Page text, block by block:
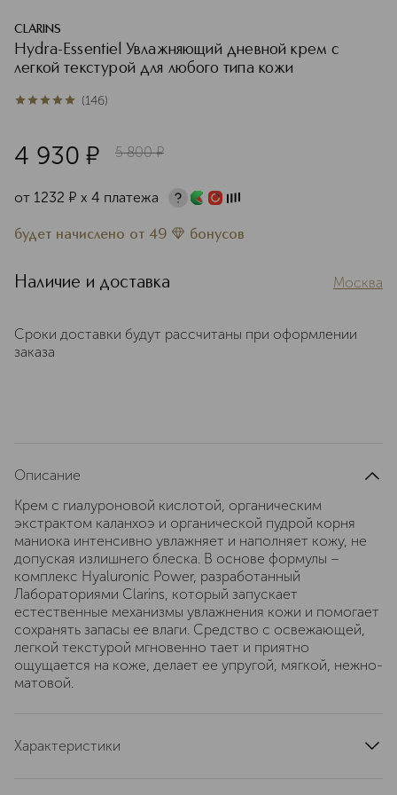
CLARINS
Hydra-Essentiel Увлажняющий дневной крем с
легкой текстурой для любого типа кожи
5из 5146 (146)
4 930 ¤ 5 800 ¤
от 1232 ¤ х 4 платежа
будет начислено от 49 бонусов
Наличие и доставка Москва
Сроки доставки будут рассчитаны при оформлении
заказа
Описание
Крем с гиалуроновой кислотой, органическим
экстрактом каланхоэ и органической пудрой корня
маниока интенсивно увлажняет и наполняет кожу, не
допуская излишнего блеска. В основе формулы –
комплекс Hyaluronic Power, разработанный
Лабораториями Clarins, который запускает
естественные механизмы увлажнения кожи и помогает
сохранять запасы ее влаги. Средство с освежающей,
легкой текстурой мгновенно тает и приятно
ощущается на коже, делает ее упругой, мягкой, нежно-
матовой.
Характеристики